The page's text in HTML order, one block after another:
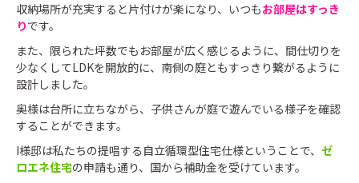
収納場所が充実すると片付けが楽になり、いつもお部屋はすっき
りです。
また、限られた坪数でもお部屋が広く感じるように、間仕切りを
少なくしてLDKを開放的に、南側の庭ともすっきり繋がるように
設計しました。
奥様は台所に立ちながら、子供さんが庭で遊んでいる様子を確認
することができます。
I様邸は私たちの提唱する自立循環型住宅仕様ということで、 ゼ
ロエネ住宅の申請も通り、国から補助金を受けています。